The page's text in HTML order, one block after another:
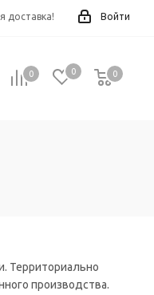
Войти
доставка!
0 0 0
0
Территориально
производства.